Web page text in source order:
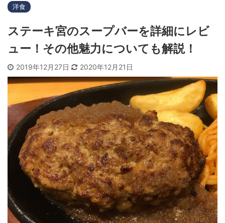
洋食
ステーキ宮のスープバーを詳細にレビ
ュー！その他魅力についても解説！
2019年12月27日 2020年12月21日